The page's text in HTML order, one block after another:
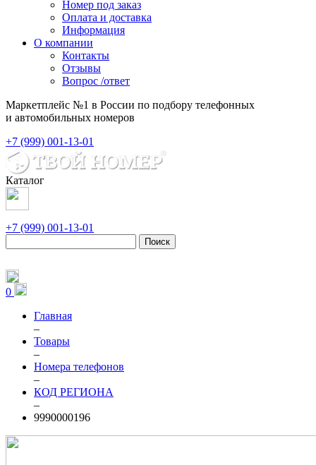
Номер под заказ
Оплата и доставка
Информация
О компании
Контакты
Отзывы
Вопрос /ответ
Маркетплейс №1 в России по подбору телефонных
и автомобильных номеров
+7 (999) 001-13-01
Каталог
+7 (999) 001-13-01
Поиск
0
Главная
–
Товары
–
Номера телефонов
–
КОД РЕГИОНА
–
9990000196